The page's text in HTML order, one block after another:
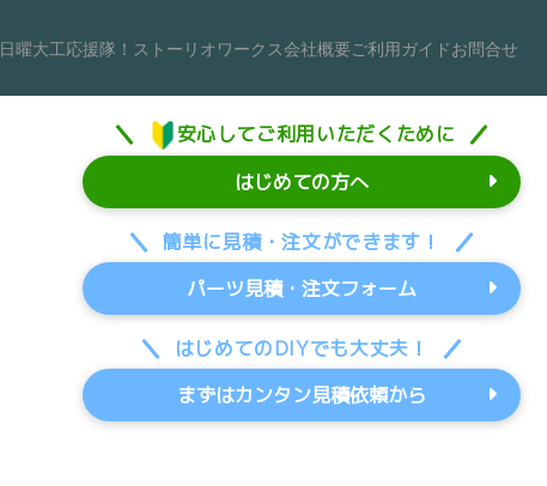
日曜大工応援隊！ ストーリオワークス会社概要ご利用ガイドお問合せ
安心してご利用いただくために
はじめての方へ
簡単に見積・注文ができます！
パーツ見積・注文フォーム
はじめてのDIYでも大丈夫！
まずはカンタン見積依頼から